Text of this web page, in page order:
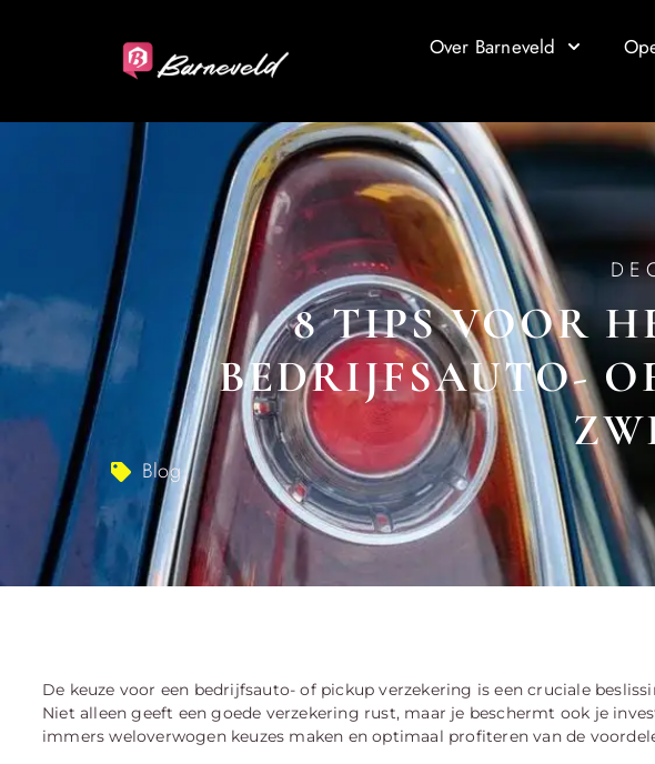
Over Barneveld
8 TIPS VOOR
BEDRIJFSAUTO-
Blog
De keuze voor een bedrijfsauto- of pickup verzekering is een cruciale
Niet alleen geeft een goede verzekering rust, maar je beschermt ook je
immers weloverwogen keuzes maken en optimaal profiteren van de